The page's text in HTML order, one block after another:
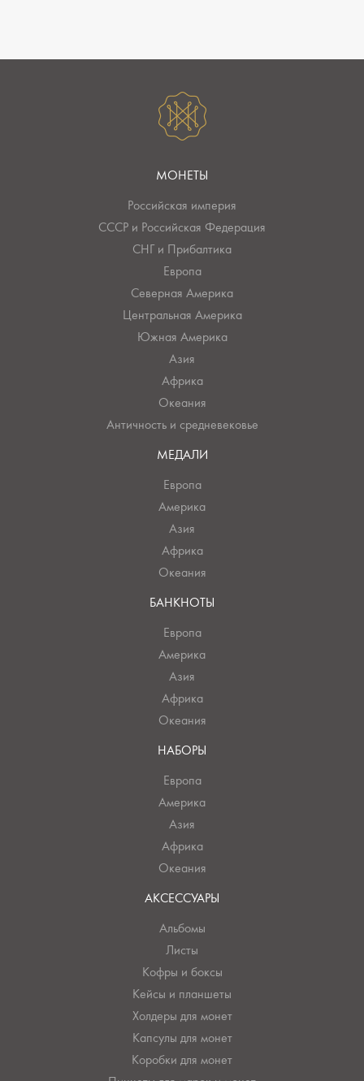
МОНЕТЫ
Российская империя
СССР и Российская Федерация
СНГ и Прибалтика
Европа
Северная Америка
Центральная Америка
Южная Америка
Азия
Африка
Океания
Античность и средневековье
МЕДАЛИ
Европа
Америка
Азия
Африка
Океания
БАНКНОТЫ
Европа
Америка
Азия
Африка
Океания
НАБОРЫ
Европа
Америка
Азия
Африка
Океания
АКСЕССУАРЫ
Альбомы
Листы
Кофры и боксы
Кейсы и планшеты
Холдеры для монет
Капсулы для монет
Коробки для монет